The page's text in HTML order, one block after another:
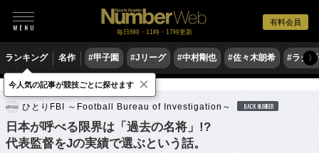
有料会員
毎日6時・11時・17時更新
ランキング 名作 #甲子園 #Jリーグ #中村剛也 #佐々木朗希 #ラグ〉
サッカー サッカー日本代表
ひとりFBI ～Football Bureau of Investigation～ BACK NUMBER
日本が呼べる限界は「過去の名将」!?
代表監督をJの実績で選ぶという話。
今人気の記事が競技ごとに探せます ×